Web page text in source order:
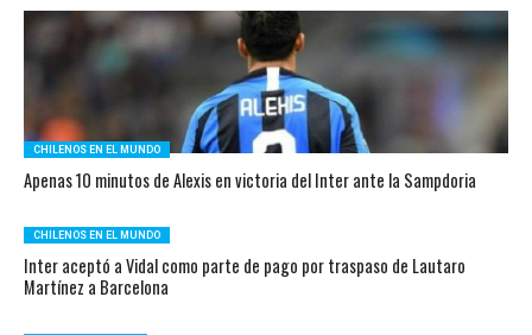
CHILENOS EN EL MUNDO
Apenas 10 minutos de Alexis en victoria del Inter ante la Sampdoria
CHILENOS EN EL MUNDO
Inter aceptó a Vidal como parte de pago por traspaso de Lautaro
Martínez a Barcelona